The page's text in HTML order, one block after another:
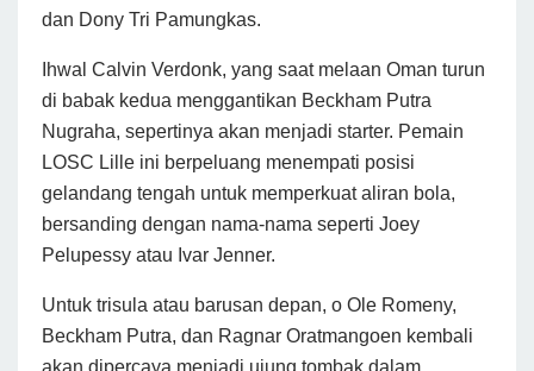
dan Dony Tri Pamungkas.
Ihwal Calvin Verdonk, yang saat melaan Oman turun
di babak kedua menggantikan Beckham Putra
Nugraha, sepertinya akan menjadi starter. Pemain
LOSC Lille ini berpeluang menempati posisi
gelandang tengah untuk memperkuat aliran bola,
bersanding dengan nama-nama seperti Joey
Pelupessy atau Ivar Jenner.
Untuk trisula atau barusan depan, o Ole Romeny,
Beckham Putra, dan Ragnar Oratmangoen kembali
akan dipercaya menjadi ujung tombak dalam